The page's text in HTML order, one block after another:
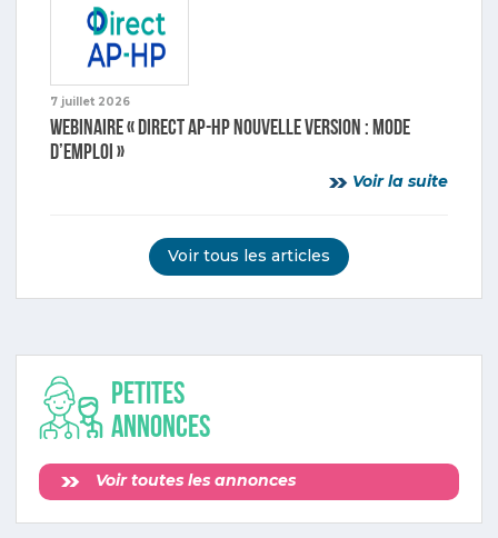
7 juillet 2026
Webinaire « Direct AP-HP nouvelle version : mode
d’emploi »
Voir la suite
Voir tous les articles
Petites
annonces
Voir toutes les annonces